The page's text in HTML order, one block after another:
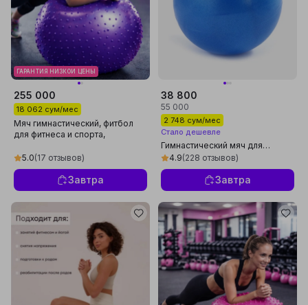
ГАРАНТИЯ НИЗКОЙ ЦЕНЫ
255 000
18 062 сум/мес
Мяч гимнастический, фитбол
для фитнеса и спорта,
5.0(17 отзывов)
Завтра
38 800
55 000
2 748 сум/мес
Стало дешевле
Гимнастический мяч для
фитнеса йоги мини фитбол
4.9(228 отзывов)
Завтра